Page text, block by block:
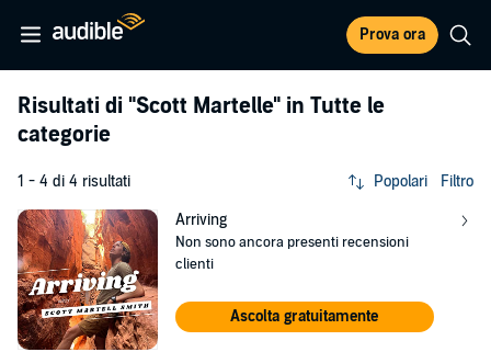
Prova ora
Risultati di "Scott Martelle" in Tutte le
categorie
1 - 4 di 4 risultati Popolari Filtro
Arriving
Non sono ancora presenti recensioni
clienti
Ascolta gratuitamente